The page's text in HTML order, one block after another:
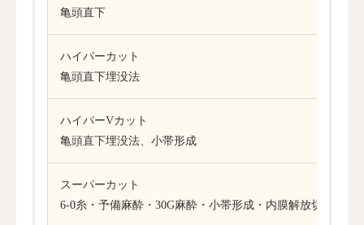
亀頭直下
ハイパーカット
亀頭直下埋没法
ハイパーVカット
亀頭直下埋没法、小帯形成
スーパーカット
6-0糸・予備麻酔・30G麻酔・小帯形成・内膜解放切除・絞